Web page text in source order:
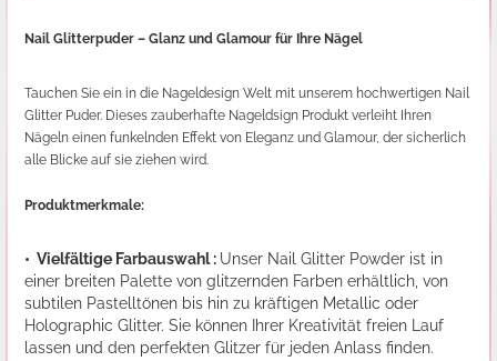
Nail Glitterpuder – Glanz und Glamour für Ihre Nägel
Tauchen Sie ein in die Nageldesign Welt mit unserem hochwertigen Nail
Glitter Puder. Dieses zauberhafte Nageldsign Produkt verleiht Ihren
Nägeln einen funkelnden Effekt von Eleganz und Glamour, der sicherlich
alle Blicke auf sie ziehen wird.
Produktmerkmale:
• Vielfältige Farbauswahl : Unser Nail Glitter Powder ist in
einer breiten Palette von glitzernden Farben erhältlich, von
subtilen Pastelltönen bis hin zu kräftigen Metallic oder
Holographic Glitter. Sie können Ihrer Kreativität freien Lauf
lassen und den perfekten Glitzer für jeden Anlass finden.